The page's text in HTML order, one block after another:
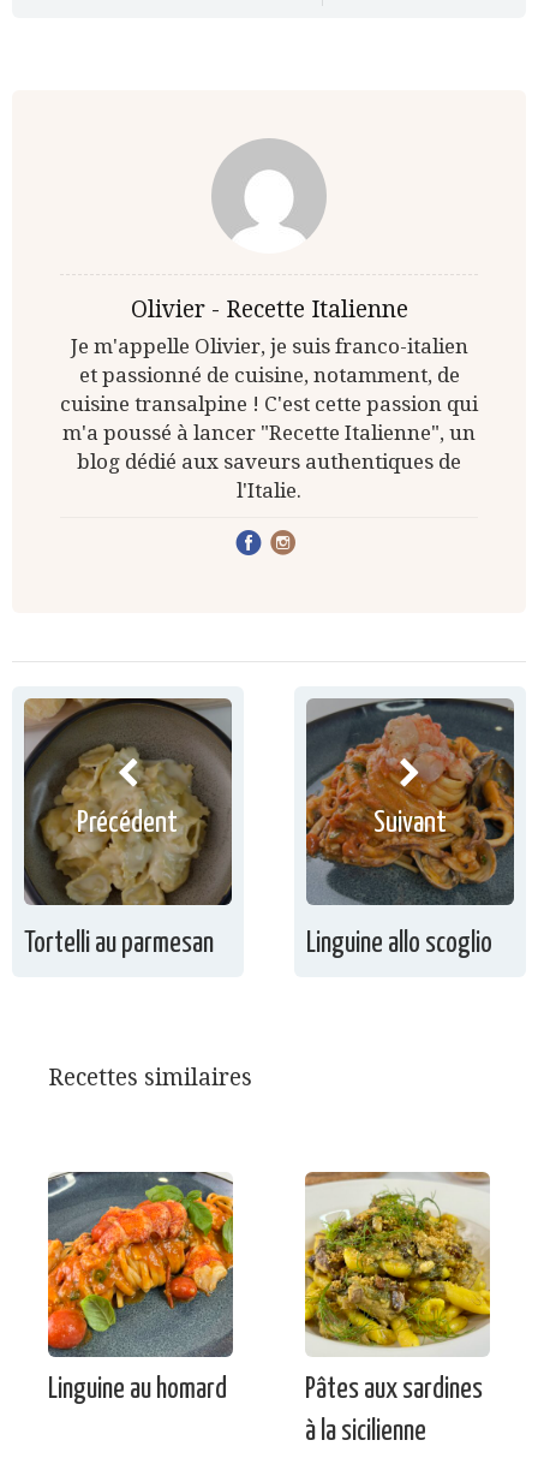
Olivier - Recette Italienne
Je m'appelle Olivier, je suis franco-italien
et passionné de cuisine, notamment, de
cuisine transalpine ! C'est cette passion qui
m'a poussé à lancer "Recette Italienne", un
blog dédié aux saveurs authentiques de
l'Italie.
Précédent
Tortelli au parmesan
Suivant
Linguine allo scoglio
Recettes similaires
Linguine au homard
Pâtes aux sardines
à la sicilienne